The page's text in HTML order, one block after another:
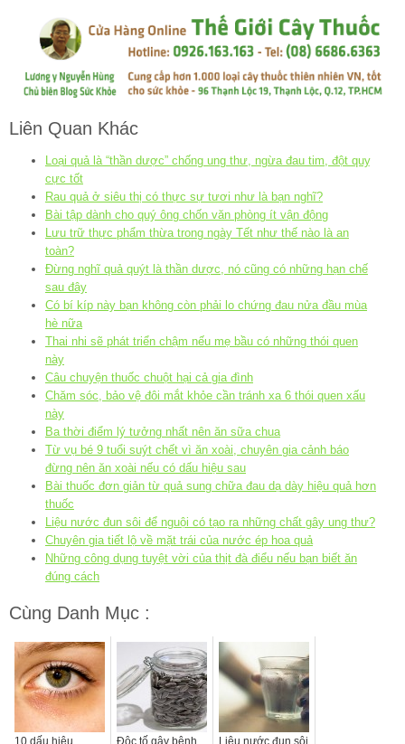
Liên Quan Khác
Loại quả là “thần dược” chống ung thư, ngừa đau tim, đột quỵ
cực tốt
Rau quả ở siêu thị có thực sự tươi như là bạn nghĩ?
Bài tập dành cho quý ông chốn văn phòng ít vận động
Lưu trữ thực phẩm thừa trong ngày Tết như thế nào là an
toàn?
Đừng nghĩ quả quýt là thần dược, nó cũng có những hạn chế
sau đây
Có bí kíp này bạn không còn phải lo chứng đau nửa đầu mùa
hè nữa
Thai nhi sẽ phát triển chậm nếu mẹ bầu có những thói quen
này
Câu chuyện thuốc chuột hại cả gia đình
Chăm sóc, bảo vệ đôi mắt khỏe cần tránh xa 6 thói quen xấu
này
Ba thời điểm lý tưởng nhất nên ăn sữa chua
Từ vụ bé 9 tuổi suýt chết vì ăn xoài, chuyên gia cảnh báo
đừng nên ăn xoài nếu có dấu hiệu sau
Bài thuốc đơn giản từ quả sung chữa đau dạ dày hiệu quả hơn
thuốc
Liệu nước đun sôi để nguội có tạo ra những chất gây ung thư?
Chuyên gia tiết lộ về mặt trái của nước ép hoa quả
Những công dụng tuyệt vời của thịt đà điểu nếu bạn biết ăn
đúng cách
Cùng Danh Mục :
10 dấu hiệu Độc tố gây bệnh Liệu nước đun sôi